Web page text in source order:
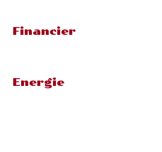
Financier
Energie